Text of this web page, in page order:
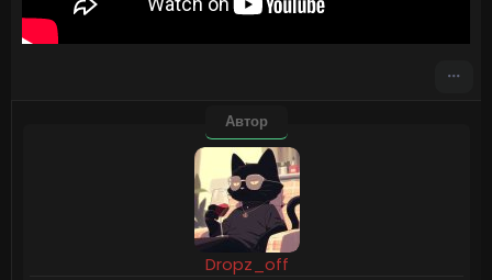
Автор
Dropz_off